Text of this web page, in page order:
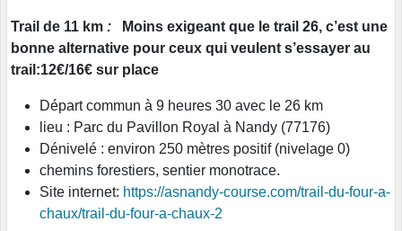
Trail de 11 km : Moins exigeant que le trail 26, c’est une
bonne alternative pour ceux qui veulent s’essayer au
trail:12€/16€ sur place
Départ commun à 9 heures 30 avec le 26 km
lieu : Parc du Pavillon Royal à Nandy (77176)
Dénivelé : environ 250 mètres positif (nivelage 0)
chemins forestiers, sentier monotrace.
Site internet: https://asnandy-course.com/trail-du-four-a-
chaux/trail-du-four-a-chaux-2